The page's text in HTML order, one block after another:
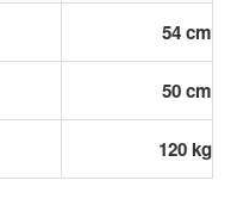
54 cm
50 cm
120 kg